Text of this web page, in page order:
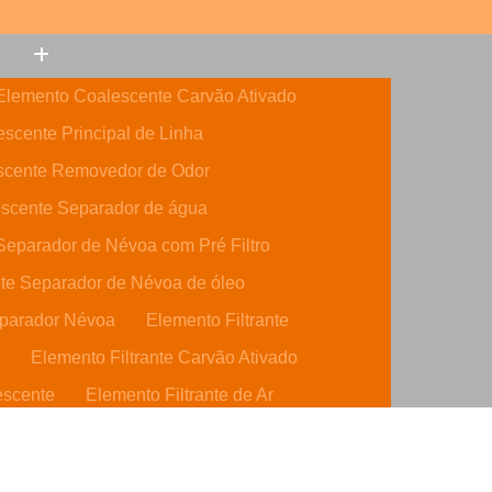
Coalescente Carvão Ativado
Principal de Linha
Removedor de Odor
Separador de água
de Névoa com Pré Filtro
Separador de Névoa de óleo
Névoa
Elemento Filtrante
Elemento Filtrante Carvão Ativado
Elemento Filtrante de Ar